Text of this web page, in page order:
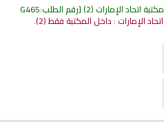
مكتبة اتحاد الإمارات (2) رقم الطلب:G465
الإمارات : داخل المكتبة فقط(2).